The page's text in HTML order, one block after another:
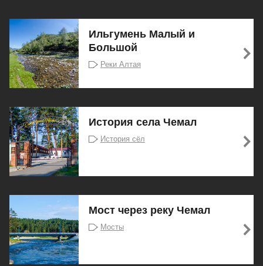
Ильгумень Малый и
Большой
Реки Алтая
История села Чемал
История сёл
Мост через реку Чемал
Мосты